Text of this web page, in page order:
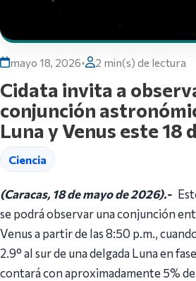
mayo 18, 2026• 2 min(s) de lectura
Cidata invita a
conjunción
Luna y Venus este 18
Ciencia
(Caracas, 18 de mayo de 2026).-
se podrá observar una conjunción
Venus a partir de las 8:50 p.m.,
2.9° al sur de una delgada Luna en
contará con aproximadamente 5%